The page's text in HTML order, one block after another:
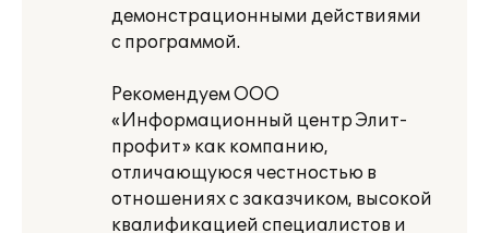
демонстрационными действиями
с программой.
Рекомендуем ООО
«Информационный центр Элит-
профит» как компанию,
отличающуюся честностью в
отношениях с заказчиком, высокой
квалификацией специалистов и